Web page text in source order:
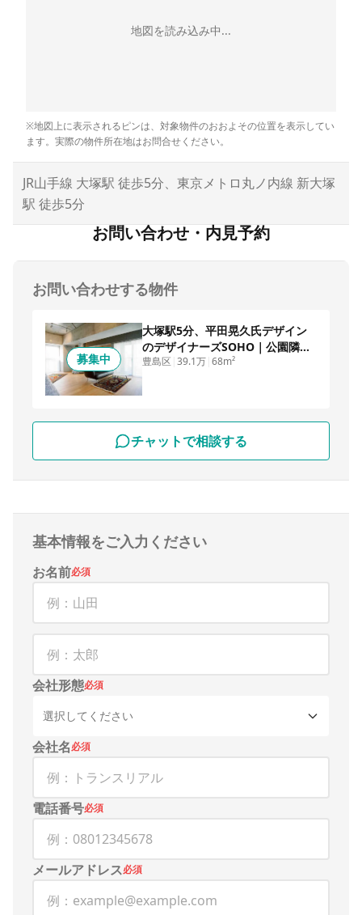
地図を読み込み中...
※地図上に表示されるピンは、対象物件のおおよその位置を表示してい
ます。実際の物件所在地はお問合せください。
JR山手線 大塚駅 徒歩5分、東京メトロ丸ノ内線 新大塚
駅 徒歩5分
お問い合わせ・内見予約
お問い合わせする物件
募集中
大塚駅5分、平田晃久氏デザイン
のデザイナーズSOHO｜公園隣
接・1LDK・20坪・法人登記可
豊島区 39.1万 68m²
チャットで相談する
基本情報をご入力ください
お名前必須
会社形態必須
選択してください
会社名必須
電話番号必須
メールアドレス必須